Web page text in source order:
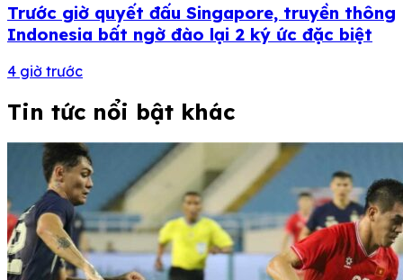
Trước giờ quyết đấu Singapore, truyền thông
Indonesia bất ngờ đào lại 2 ký ức đặc biệt
4 giờ trước
Tin tức nổi bật khác